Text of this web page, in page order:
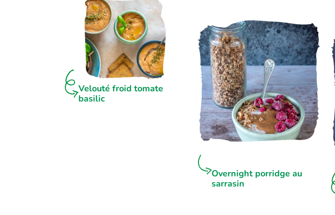
Velouté froid tomate
basilic
Overnight porridge au
sarrasin